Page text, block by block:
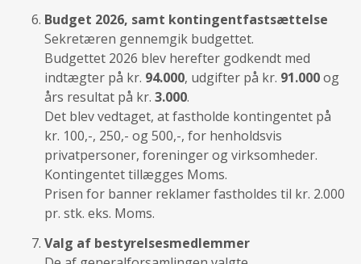
Budget 2026, samt kontingentfastsættelse
Sekretæren gennemgik budgettet.
Budgettet 2026 blev herefter godkendt med
indtægter på kr. 94.000, udgifter på kr. 91.000og
års resultat på kr. 3.000.
Det blev vedtaget, at fastholde kontingentet på
kr. 100,-, 250,- og 500,-, for henholdsvis
privatpersoner, foreninger og virksomheder.
Kontingentet tillægges Moms.
Prisen for banner reklamer fastholdes til kr. 2.000
pr. stk. eks. Moms.
Valg af bestyrelsesmedlemmer